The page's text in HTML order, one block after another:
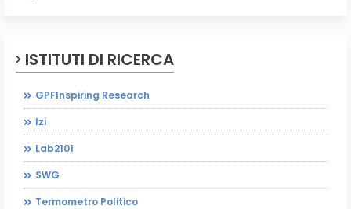
ISTITUTI DI RICERCA
GPFInspiring Research
Izi
Lab2101
SWG
Termometro Politico